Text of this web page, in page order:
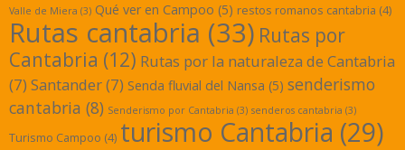
Valle de Miera (3) Qué ver en Campoo (5) restos romanos cantabria (4)
Rutas cantabria (33) Rutas por
Cantabria (12) Rutas por la naturaleza de Cantabria
(7) Santander(7) Senda fluvial del Nansa (5) senderismo
cantabria (8) Senderismo por Cantabria (3) senderos cantabria (3)
Turismo Campoo (4) turismo Cantabria (29)